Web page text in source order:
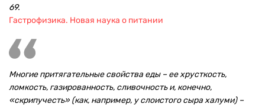
69.
Гастрофизика. Новая наука о питании
Многие притягательные свойства еды – ее хрусткость,
ломкость, газированность, сливочность и, конечно,
«скрипучесть» (как, например, у слоистого сыра халуми) –